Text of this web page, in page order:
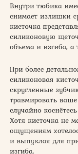
Внутри тюбика
снимает излишки
кисточка
силиконовую
объема и изгиба, а
При более
силиконовая
скругленные
травмировать
случайно
Хотя кисточка не
ощущениям
и выпуклая для
изгиба.